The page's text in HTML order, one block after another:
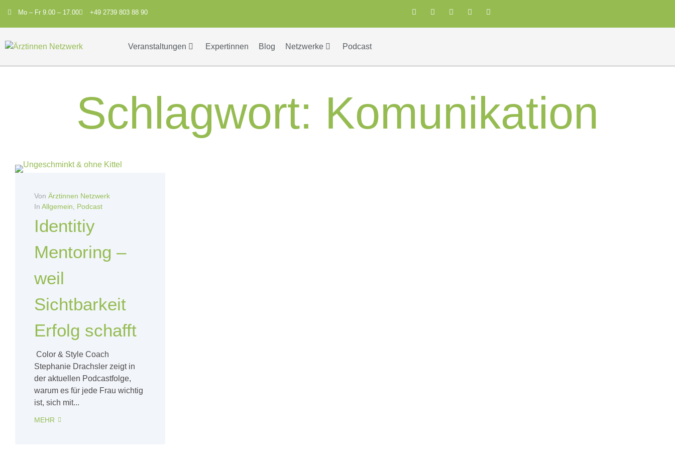
Mo – Fr 9.00 – 17.00 +49 2739 803 88 90
Veranstaltungen Expertinnen Blog Netzwerke Podcast
Schlagwort: Komunikation
Von Ärztinnen Netzwerk
In Allgemein Podcast
Identitiy
Mentoring –
weil
Sichtbarkeit
Erfolg schafft
Color & Style Coach
Stephanie Drachsler zeigt in
der aktuellen Podcastfolge,
warum es für jede Frau wichtig
ist, sich mit...
MEHR